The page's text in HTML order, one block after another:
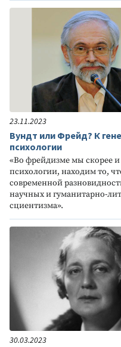
23.11.2023
Вундт или Фрейд? К
психологии
«Во фрейдизме мы скорее и
психологии, находим то,
современной
научных и гуманитарно-
сциентизма».
30.03.2023